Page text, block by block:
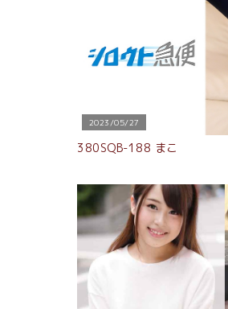
2023/05/27
380SQB-188 まこ